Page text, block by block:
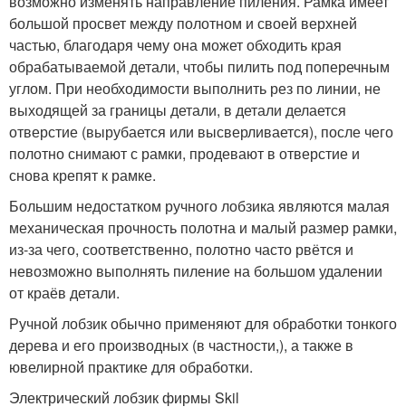
большой просвет между полотном и своей верхней
частью, благодаря чему она может обходить края
обрабатываемой детали, чтобы пилить под поперечным
углом. При необходимости выполнить рез по линии, не
выходящей за границы детали, в детали делается
отверстие (вырубается или высверливается), после чего
полотно снимают с рамки, продевают в отверстие и
снова крепят к рамке.
Большим недостатком ручного лобзика являются малая
механическая прочность полотна и малый размер рамки,
из-за чего, соответственно, полотно часто рвётся и
невозможно выполнять пиление на большом удалении
от краёв детали.
Ручной лобзик обычно применяют для обработки тонкого
дерева и его производных (в частности,), а также в
ювелирной практике для обработки.
Электрический лобзик фирмы Skil